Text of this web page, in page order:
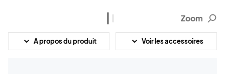
Zoom
A propos du produit Voir les accessoires